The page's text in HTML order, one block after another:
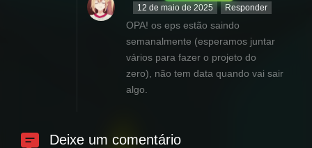
12 de maio de 2025 Responder
OPA! os eps estão saindo
semanalmente (esperamos juntar
vários para fazer o projeto do
zero), não tem data quando vai sair
algo.
Deixe um comentário